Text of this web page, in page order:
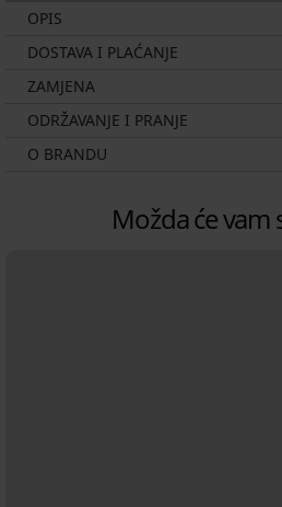
OPIS
DOSTAVA I PLAĆANJE
ZAMJENA
ODRŽAVANJE I PRANJE
O BRANDU
Možda će vam